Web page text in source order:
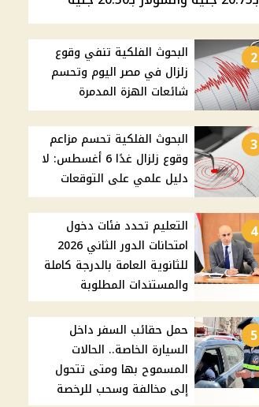
2
البحوث الفلكية تنفي وقوع
زلزال في مصر اليوم وتحسم
شائعات الهزة المدمرة
3
البحوث الفلكية تحسم مزاعم
وقوع زلزال غدًا 6 أغسطس: لا
دليل علمي على التوقعات
4
التعليم تحدد فئات دخول
امتحانات الدور الثاني 2026
للثانوية العامة بالدرجة كاملة
والمستندات المطلوبة
5
حمل حقائب السفر داخل
السيارة الخاصة.. الحالات
المسموح بها ومتى تتحول
إلى مخالفة وسحب للرخصة